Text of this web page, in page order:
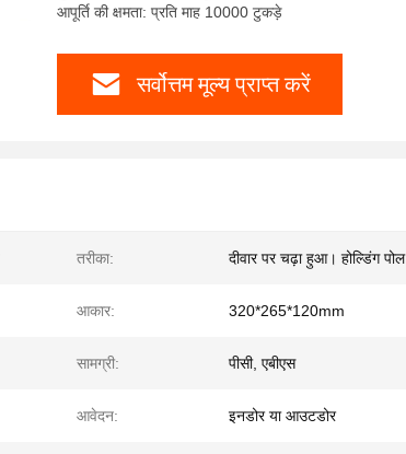
आपूर्ति की क्षमता: प्रति माह 10000 टुकड़े
सर्वोत्तम मूल्य प्राप्त करें
तरीका: दीवार पर चढ़ा हुआ। होल्डिंग पोल
आकार: 320*265*120mm
सामग्री: पीसी, एबीएस
आवेदन: इनडोर या आउटडोर